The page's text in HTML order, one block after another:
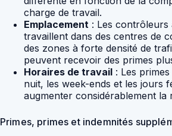
charge de travail.
Emplacement : Les contrôleurs
travaillent dans des centres de
des zones à forte densité de
peuvent recevoir des primes
Horaires de travail : Les
nuit, les week-ends et les jours
augmenter considérablement la
Primes, primes et indemnités